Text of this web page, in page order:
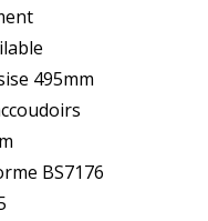
495mm
BS7176